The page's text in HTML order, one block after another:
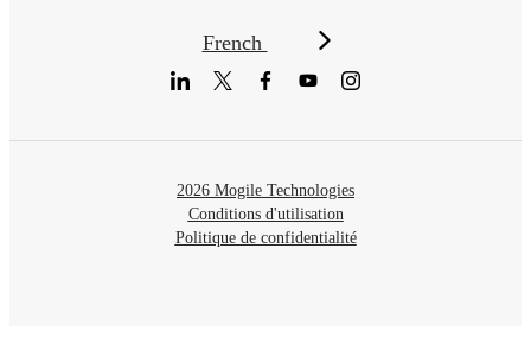
French
2026 Mogile Technologies
Conditions d'utilisation
Politique de confidentialité